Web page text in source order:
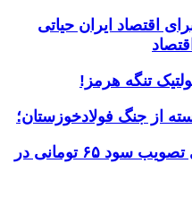
اقتصاد ایران حیاتی
تنگه هرمز!
از جنگ فولادخوزستان؛
اخبار گروه سرمایه گذاری تصویب سود ۶۵ تومانی در